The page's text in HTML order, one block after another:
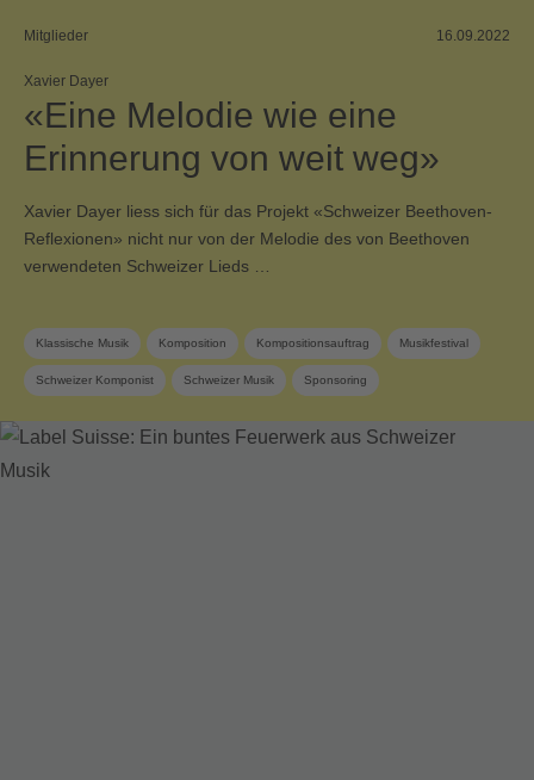
Mitglieder 16.09.2022
Xavier Dayer
«Eine Melodie wie eine
Erinnerung von weit weg»
Xavier Dayer liess sich für das Projekt «Schweizer Beethoven-
Reflexionen» nicht nur von der Melodie des von Beethoven
verwendeten Schweizer Lieds …
Klassische Musik Komposition Kompositionsauftrag Musikfestival
Schweizer Komponist Schweizer Musik Sponsoring